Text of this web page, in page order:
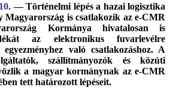
— Történelmi lépés a hazai logisztika
Magyarország is csatlakozik az e-CMR
Kormánya hivatalosan is
az elektronikus fuvarlevélre
való csatlakozáshoz. A
szállítmányozók és közúti
a magyar kormánynak az e-CMR
tett határozott lépéseit.